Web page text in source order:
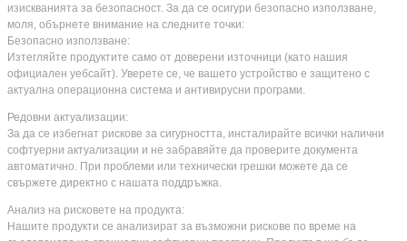
изискванията за безопасност. За да се осигури безопасно използване,
моля, обърнете внимание на следните точки:
Безопасно използване:
Изтегляйте продуктите само от доверени източници (като нашия
официален уебсайт). Уверете се, че вашето устройство е защитено с
актуална операционна система и антивирусни програми.
Редовни актуализации:
За да се избегнат рискове за сигурността, инсталирайте всички налични
софтуерни актуализации и не забравяйте да проверите документа
автоматично. При проблеми или технически грешки можете да се
свържете директно с нашата поддръжка.
Анализ на рисковете на продукта:
Нашите продукти се анализират за възможни рискове по време на